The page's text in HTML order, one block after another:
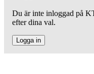
Du är inte inloggad på
efter dina val.
Logga in